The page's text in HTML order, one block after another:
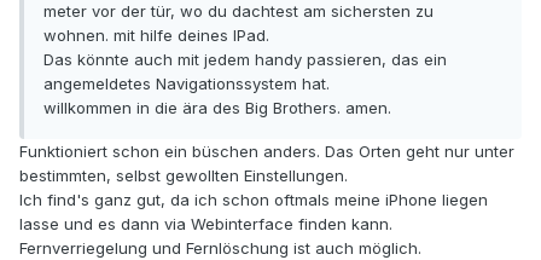
meter vor der tür, wo du dachtest am sichersten zu
wohnen. mit hilfe deines IPad.
Das könnte auch mit jedem handy passieren, das ein
angemeldetes Navigationssystem hat.
willkommen in die ära des Big Brothers. amen.
Funktioniert schon ein büschen anders. Das Orten geht nur unter
bestimmten, selbst gewollten Einstellungen.
Ich find's ganz gut, da ich schon oftmals meine iPhone liegen
lasse und es dann via Webinterface finden kann.
Fernverriegelung und Fernlöschung ist auch möglich.